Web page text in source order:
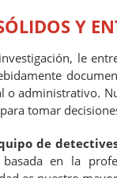
Y
le
o administrativo.
tomar
de
en la